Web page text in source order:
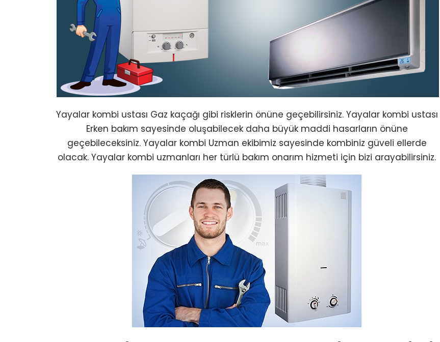
Yayalar kombi ustası Gaz kaçağı gibi risklerin önüne geçebilirsiniz. Yayalar kombi ustası
Erken bakım sayesinde oluşabilecek daha büyük maddi hasarların önüne
geçebileceksiniz. Yayalar kombi Uzman ekibimiz sayesinde kombiniz güveli ellerde
olacak. Yayalar kombi uzmanları her türlü bakım onarım hizmeti için bizi arayabilirsiniz.